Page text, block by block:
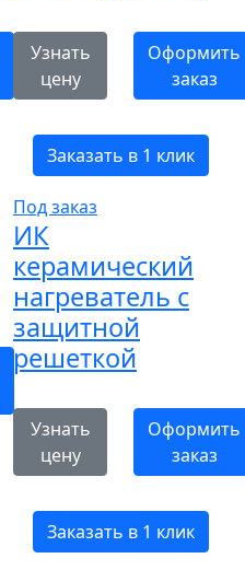
Узнать
цену
Оформить
заказ
Заказать в 1 клик
Под заказ
ИК
керамический
нагреватель с
защитной
решеткой
Узнать
цену
Оформить
заказ
Заказать в 1 клик